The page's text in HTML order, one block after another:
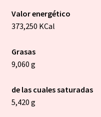
Valor energético
373,250 KCal
Grasas
9,060 g
de las cuales saturadas
5,420 g